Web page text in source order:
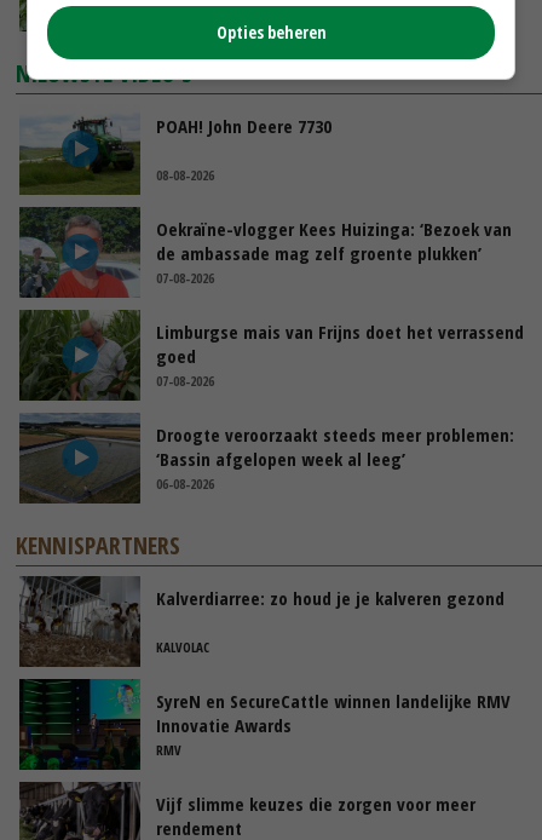
VANDAAG, 14:56
NIEUWSTE VIDEO'S
POAH! John Deere 7730
08-08-2026
Oekraïne-vlogger Kees Huizinga: ‘Bezoek van
de ambassade mag zelf groente plukken’
07-08-2026
Limburgse mais van Frijns doet het verrassend
goed
07-08-2026
Droogte veroorzaakt steeds meer problemen:
‘Bassin afgelopen week al leeg’
06-08-2026
KENNISPARTNERS
Kalverdiarree: zo houd je je kalveren gezond
KALVOLAC
SyreN en SecureCattle winnen landelijke RMV
Innovatie Awards
RMV
Vijf slimme keuzes die zorgen voor meer
rendement
Opties beheren